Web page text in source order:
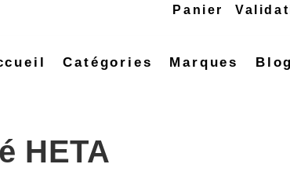
Panier
Catégories Marques Blog
HETA